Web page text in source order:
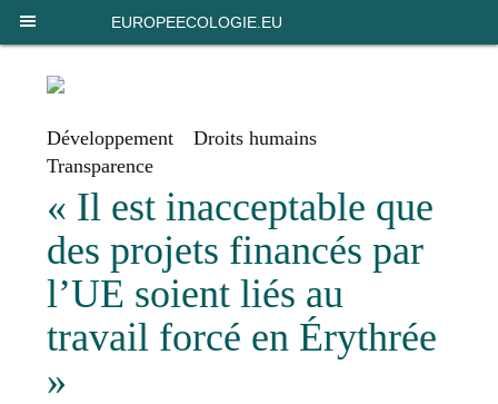
EUROPEECOLOGIE.EU
Développement
Droits humains
Transparence
« Il est inacceptable que
des projets financés par
l’UE soient liés au
travail forcé en Érythrée
»